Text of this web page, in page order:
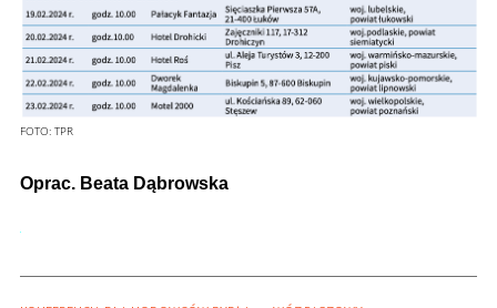
FOTO: TPR
Oprac. Beata Dąbrowska